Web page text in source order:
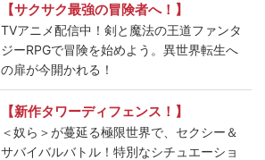
【サクサク最強の冒険者へ！】
TVアニメ配信中！剣と魔法の王道ファンタ
ジーRPGで冒険を始めよう。異世界転生へ
の扉が今開かれる！
【新作タワーディフェンス！】
＜奴ら＞が蔓延る極限世界で、セクシー＆
サバイバルバトル！特別なシチュエーショ